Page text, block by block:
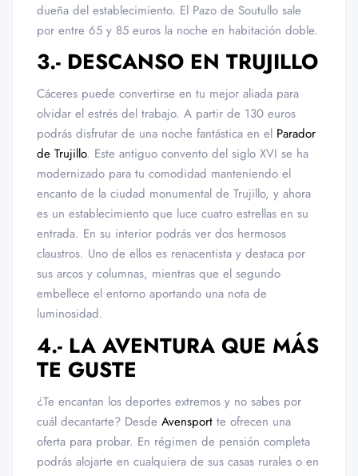
dueña del establecimiento. El Pazo de Soutullo sale
por entre 65 y 85 euros la noche en habitación doble.
3.- DESCANSO EN TRUJILLO
Cáceres puede convertirse en tu mejor aliada para
olvidar el estrés del trabajo. A partir de 130 euros
podrás disfrutar de una noche fantástica en el Parador
de Trujillo. Este antiguo convento del siglo XVI se ha
modernizado para tu comodidad manteniendo el
encanto de la ciudad monumental de Trujillo, y ahora
es un establecimiento que luce cuatro estrellas en su
entrada. En su interior podrás ver dos hermosos
claustros. Uno de ellos es renacentista y destaca por
sus arcos y columnas, mientras que el segundo
embellece el entorno aportando una nota de
luminosidad.
4.- LA AVENTURA QUE MÁS
TE GUSTE
¿Te encantan los deportes extremos y no sabes por
cuál decantarte? Desde Avensport te ofrecen una
oferta para probar. En régimen de pensión completa
podrás alojarte en cualquiera de sus casas rurales o en